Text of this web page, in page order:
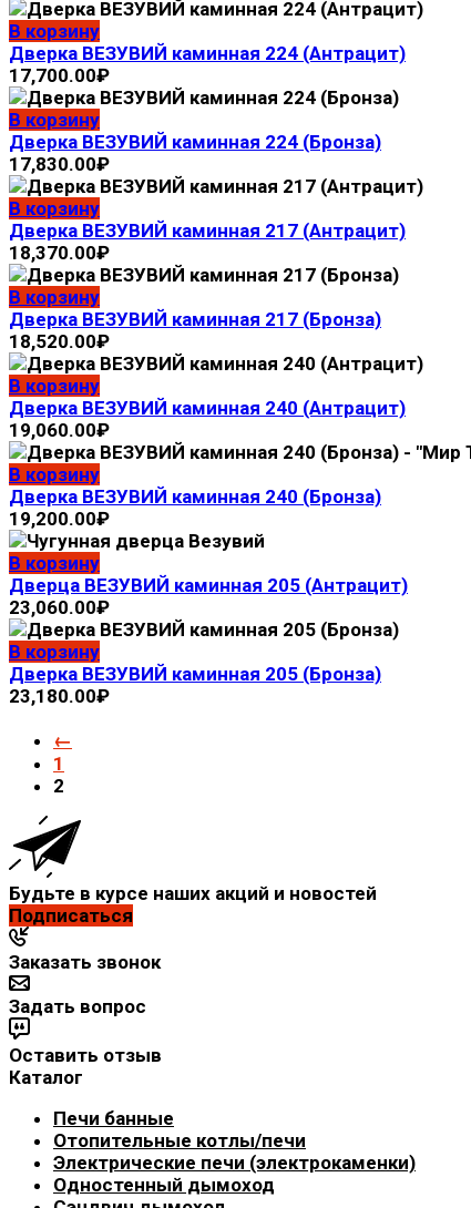
В корзину
Дверка ВЕЗУВИЙ каминная 224 (Антрацит)
17,700.00₽
В корзину
Дверка ВЕЗУВИЙ каминная 224 (Бронза)
17,830.00₽
В корзину
Дверка ВЕЗУВИЙ каминная 217 (Антрацит)
18,370.00₽
В корзину
Дверка ВЕЗУВИЙ каминная 217 (Бронза)
18,520.00₽
В корзину
Дверка ВЕЗУВИЙ каминная 240 (Антрацит)
19,060.00₽
В корзину
Дверка ВЕЗУВИЙ каминная 240 (Бронза)
19,200.00₽
В корзину
Дверца ВЕЗУВИЙ каминная 205 (Антрацит)
23,060.00₽
В корзину
Дверка ВЕЗУВИЙ каминная 205 (Бронза)
23,180.00₽
←
1
2
Будьте в курсе наших акций и новостей
Подписаться
Заказать звонок
Задать вопрос
Оставить отзыв
Каталог
Печи банные
Отопительные котлы/печи
Электрические печи (электрокаменки)
Одностенный дымоход